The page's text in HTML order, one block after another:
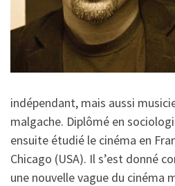
indépendant, mais aussi
malgache. Diplômé en
ensuite étudié le cinéma en
Chicago (USA). Il s’est donné
une nouvelle vague du cinéma